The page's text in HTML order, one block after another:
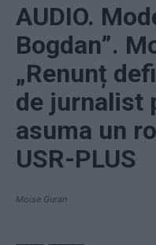
AUDIO.
Bogdan”.
„Renunț
de jurnalist
asuma un
USR-PLUS
Moise Guran